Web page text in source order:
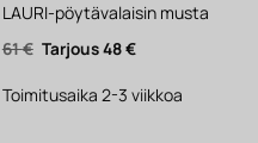
LAURI-pöytävalaisin musta
61€ Alkuperäinen
hinta
61 €.
48€Nykyinen
48 €.
Toimitusaika 2-3 viikkoa